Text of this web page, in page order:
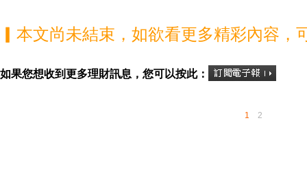
▎本文尚未結束，如欲看更多精彩內容，
如果您想收到更多理財訊息，您可以按此：
1 2